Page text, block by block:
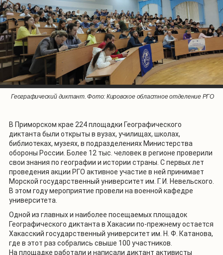
Географический диктант. Фото: Кировское областное отделение РГО
Географический диктант. Фото: Вологодское областное отделение
РГО
Географический диктант. Фото: Отделение РГО в Республике
Северная Осетия
Географический диктант. Фото: Херсонское областное отделение
РГО
Географический диктант. Фото: Херсонское областное отделение
РГО
Географический диктант. Фото: Херсонское областное отделение
РГО
Географический диктант. Фото: Херсонское областное отделение
РГО
Географический диктант. Фото: Хакасское республиканское
отделение РГО
В Приморском крае 224 площадки Географического
диктанта были открыты в вузах, училищах, школах,
библиотеках, музеях, в подразделениях Министерства
обороны России. Более 12 тыс. человек в регионе проверили
свои знания по географии и истории страны. С первых лет
проведения акции РГО активное участие в ней принимает
Морской государственный университет им. Г. И. Невельского.
В этом году мероприятие провели на военной кафедре
университета.
Одной из главных и наиболее посещаемых площадок
Географического диктанта в Хакасии по-прежнему остается
Хакасский государственный университет им. Н. Ф. Катанова,
где в этот раз собрались свыше 100 участников.
На площадке работали и написали диктант активисты